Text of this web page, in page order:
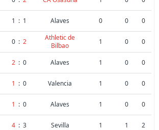
1 : 1 Alaves 0 0 0
0 : 2
Athletic de
Bilbao
1 0
0
2 : 0 Alaves 1 0 0
1 : 0 Valencia 1 0 0
1 : 0 Alaves 1 0 0
4 : 3 Sevilla 1 1 2